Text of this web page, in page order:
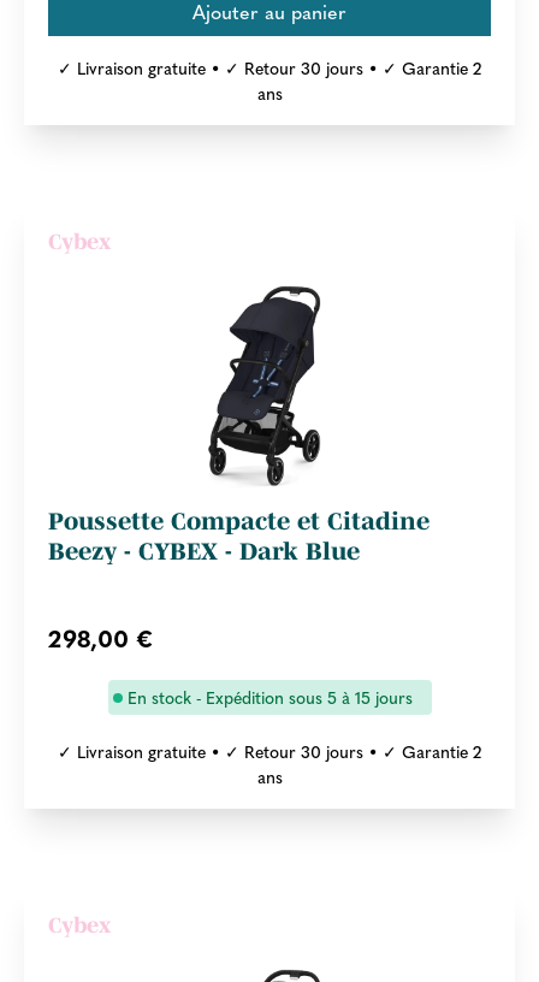
✓ Livraison gratuite • ✓ Retour 30 jours • ✓ Garantie 2
ans
Cybex
Poussette Compacte et Citadine
Beezy - CYBEX - Dark Blue
298,00 €
En stock - Expédition sous 5 à 15 jours
✓ Livraison gratuite • ✓ Retour 30 jours • ✓ Garantie 2
ans
Cybex